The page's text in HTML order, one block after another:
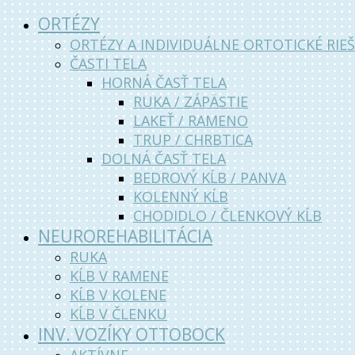
ORTÉZY
ORTÉZY A INDIVIDUÁLNE ORTOTICKÉ
ČASTI TELA
HORNÁ ČASŤ TELA
RUKA / ZÁPÄSTIE
LAKEŤ / RAMENO
TRUP / CHRBTICA
DOLNÁ ČASŤ TELA
BEDROVÝ KĹB / PANVA
KOLENNÝ KĹB
CHODIDLO / ČLENKOVÝ KĹB
NEUROREHABILITÁCIA
RUKA
KĹB V RAMENE
KĹB V KOLENE
KĹB V ČLENKU
INV. VOZÍKY OTTOBOCK